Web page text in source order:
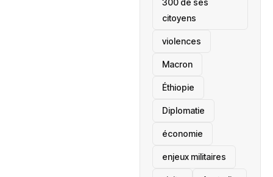
citoyens
violences
Macron
Éthiopie
Diplomatie
économie
enjeux militaires